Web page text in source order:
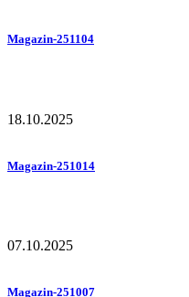
Magazin-251104
18.10.2025
Magazin-251014
07.10.2025
Magazin-251007